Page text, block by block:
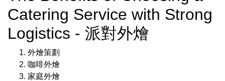
Catering Service with Strong
Logistics - 派對外燴
外燴策劃
咖啡外燴
家庭外燴